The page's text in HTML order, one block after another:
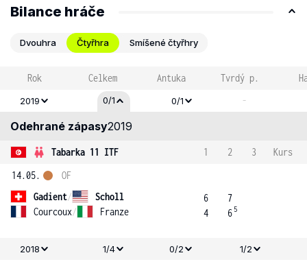
Bilance hráče
Dvouhra Čtyřhra Smíšené čtyřhry
Rok Celkem Antuka Tvrdý p.
2019 0/1 0/1 -
Odehrané zápasy2019
Tabarka 11 ITF 1 2 3
Kurs
14.05.
Gadient/
Scholl
Courcoux/ Franze
OF
6
4
7
6 5
2018 1/4 0/2
1/2